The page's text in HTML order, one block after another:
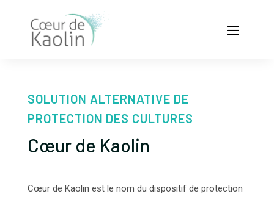
SOLUTION ALTERNATIVE DE
PROTECTION DES CULTURES
Cœur de Kaolin
Cœur de Kaolin est le nom du dispositif de protection